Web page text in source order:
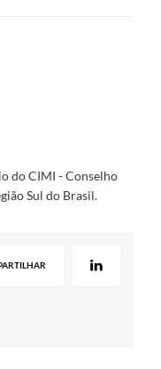
do CIMI - Conselho
Sul do Brasil.